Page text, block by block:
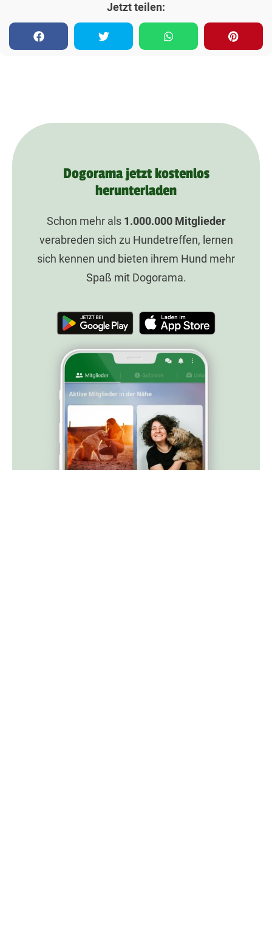
Jetzt teilen:
Dogorama jetzt kostenlos
herunterladen
Schon mehr als 1.000.000Mitglieder
verabreden sich zu Hundetreffen, lernen
sich kennen und bieten ihrem Hund mehr
Spaß mit Dogorama.